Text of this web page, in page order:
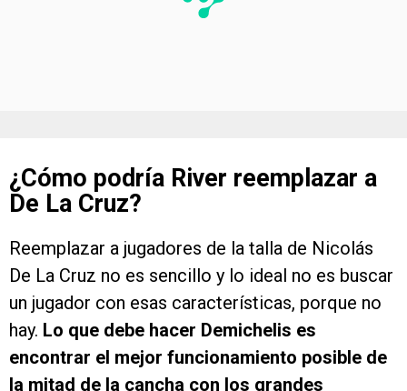
¿Cómo podría River reemplazar a
De La Cruz?
Reemplazar a jugadores de la talla de Nicolás
De La Cruz no es sencillo y lo ideal no es buscar
un jugador con esas características, porque no
hay. Lo que debe hacer Demichelis es
encontrar el mejor funcionamiento posible de
la mitad de la cancha con los grandes